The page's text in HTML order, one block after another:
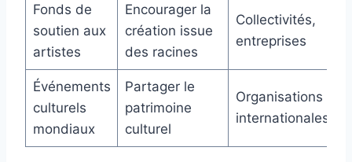
Fonds de
soutien aux
artistes
Encourager la
création issue
des racines
Collectivités,
entreprises
Événements
culturels
mondiaux
Partager le
patrimoine
culturel
Organisations
internationales